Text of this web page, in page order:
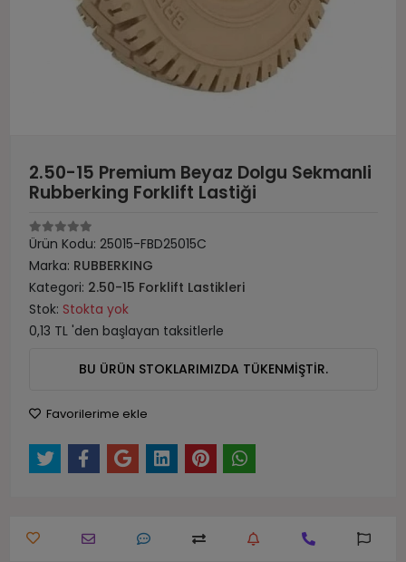
2.50-15 Premium Beyaz Dolgu Sekmanli
Rubberking Forklift Lastiği
Ürün Kodu: 25015-FBD25015C
Marka: RUBBERKING
Kategori: 2.50-15 Forklift Lastikleri
Stok: Stokta yok
0,13 TL 'den başlayan taksitlerle
BU ÜRÜN STOKLARIMIZDA TÜKENMİŞTİR.
Favorilerime ekle